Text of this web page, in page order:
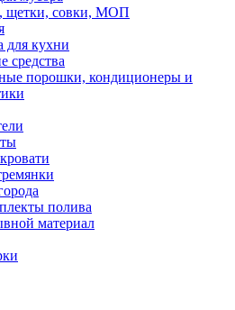
щетки, совки, МОП
для кухни
средства
порошки, кондиционеры и
полива
материал